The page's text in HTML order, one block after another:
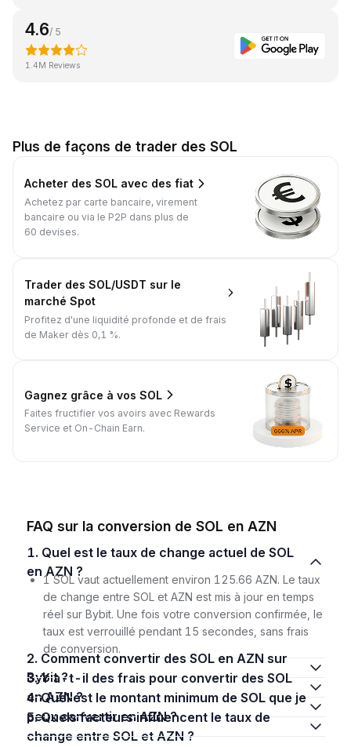
4.6/ 5
1.4M Reviews
Plus de façons de trader des SOL
Acheter des SOL avec des fiat
Achetez par carte bancaire, virement
bancaire ou via le P2P dans plus de
60 devises.
Trader des SOL/USDT sur le
marché Spot
Profitez d'une liquidité profonde et de frais
de Maker dès 0,1 %.
Gagnez grâce à vos SOL
Faites fructifier vos avoirs avec Rewards
Service et On-Chain Earn.
FAQ sur la conversion de SOL en AZN
1. Quel est le taux de change actuel de SOL
en AZN ?
1 SOL vaut actuellement environ 125.66 AZN. Le taux
de change entre SOL et AZN est mis à jour en temps
réel sur Bybit. Une fois votre conversion confirmée, le
taux est verrouillé pendant 15 secondes, sans frais
de conversion.
2. Comment convertir des SOL en AZN sur
Bybit ?
3. Y a-t-il des frais pour convertir des SOL
en AZN ?
4. Quel est le montant minimum de SOL que je
peux convertir en AZN ?
5. Quels facteurs influencent le taux de
change entre SOL et AZN ?